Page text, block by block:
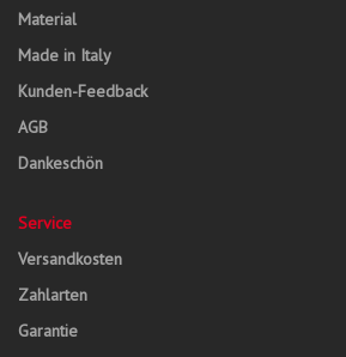
Material
Made in Italy
Kunden-Feedback
AGB
Dankeschön
Service
Versandkosten
Zahlarten
Garantie